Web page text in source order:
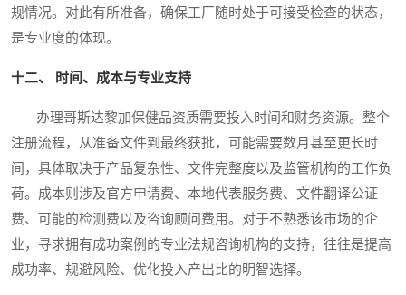
规情况。对此有所准备，确保工厂随时处于可接受检查的状态，
是专业度的体现。
十二、 时间、成本与专业支持
办理哥斯达黎加保健品资质需要投入时间和财务资源。整个
注册流程，从准备文件到最终获批，可能需要数月甚至更长时
间，具体取决于产品复杂性、文件完整度以及监管机构的工作负
荷。成本则涉及官方申请费、本地代表服务费、文件翻译公证
费、可能的检测费以及咨询顾问费用。对于不熟悉该市场的企
业，寻求拥有成功案例的专业法规咨询机构的支持，往往是提高
成功率、规避风险、优化投入产出比的明智选择。